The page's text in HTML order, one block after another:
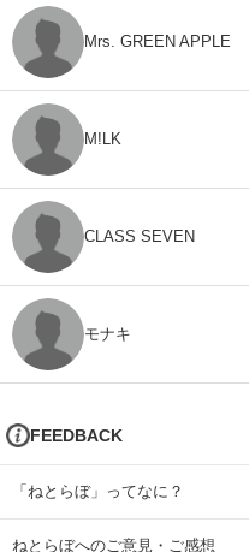
Mrs. GREEN APPLE
M!LK
CLASS SEVEN
モナキ
FEEDBACK
「ねとらぼ」ってなに？
ねとらぼへのご意見・ご感想